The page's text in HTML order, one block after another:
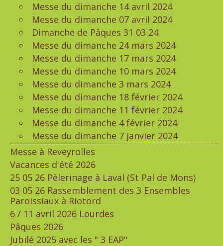
Messe du dimanche 14 avril 2024
Messe du dimanche 07 avril 2024
Dimanche de Pâques 31 03 24
Messe du dimanche 24 mars 2024
Messe du dimanche 17 mars 2024
Messe du dimanche 10 mars 2024
Messe du dimanche 3 mars 2024
Messe du dimanche 18 février 2024
Messe du dimanche 11 février 2024
Messe du dimanche 4 février 2024
Messe du dimanche 7 janvier 2024
Messe à Reveyrolles
Vacances d'été 2026
25 05 26 Pèlerinage à Laval (St Pal de Mons)
03 05 26 Rassemblement des 3 Ensembles
Paroissiaux à Riotord
6 / 11 avril 2026 Lourdes
Pâques 2026
Jubilé 2025 avec les " 3 EAP"